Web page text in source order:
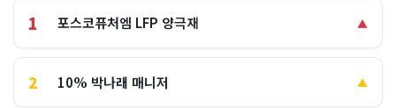
1 포스코퓨처엠 LFP 양극재 ▲
2 10% 박나래 매니저 ▲